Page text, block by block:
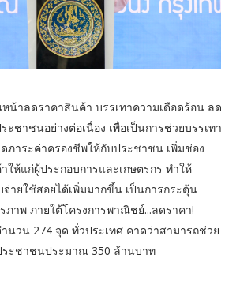
น้าลดราคาสินค้า บรรเทาความเดือดร้อน ลด
ะชาชนอย่างต่อเนื่อง เพื่อเป็นการช่วยบรรเทา
ภาระค่าครองชีพให้กับประชาชน เพิ่มช่อง
ให้แก่ผู้ประกอบการและเกษตรกร ทำให้
ายใช้สอยได้เพิ่มมากขึ้น เป็นการกระตุ้น
ภาพ ภายใต้โครงการพาณิชย์...ลดราคา!
ำนวน 274 จุด ทั่วประเทศ คาดว่าสามารถช่วย
ระชาชนประมาณ 350 ล้านบาท